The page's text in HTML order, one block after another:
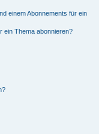
einem Abonnements für ein
ein Thema abonnieren?